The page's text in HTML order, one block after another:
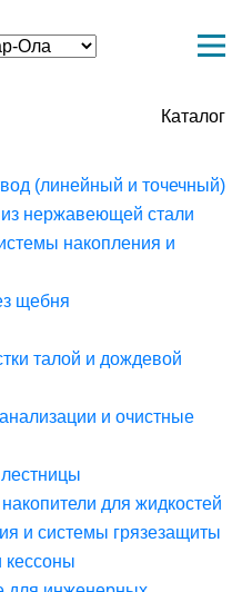
Каталог
(линейный и точечный)
нержавеющей стали
накопления и
щебня
талой и дождевой
и очистные
для жидкостей
и системы грязезащиты
кессоны